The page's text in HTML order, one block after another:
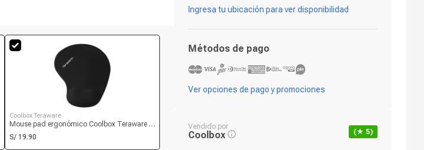
Coolbox Teraware
Mouse pad ergonómico Coolbox Teraware S,
medidas 22cm x 19cm, con soporte de
S/ 19.90
Ingresa tu ubicación para ver disponibilidad
Métodos de pago
Ver opciones de pago y promociones
Vendido por
Coolbox (★ 5)